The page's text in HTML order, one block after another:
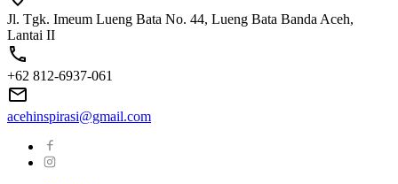
Jl. Tgk. Imeum Lueng Bata No. 44, Lueng Bata Banda Aceh,
Lantai II
+62 812-6937-061
acehinspirasi@gmail.com